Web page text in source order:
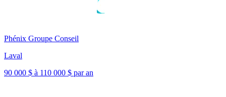
Phénix Groupe Conseil
Laval
90 000 $ à 110 000 $ par an